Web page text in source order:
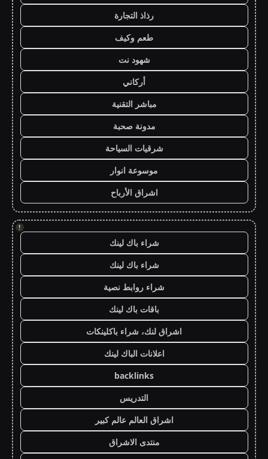
رذاذ التجارة
طعم وكيف
شهود نت
أركاني
مباشر التقنية
مدونة صحبة
شرقيات السياحة
موسوعة انوار
اشراق الأرباح
!
شراء باك لينك
شراء باك لينك
شراء روابط نصية
باقات باك لينك
اشراق لنك، شراء باكلينكات
اعلانات الباك لينك
backlinks
التدريس
اشراق العالم عالم كبير
منتدى الاشراق